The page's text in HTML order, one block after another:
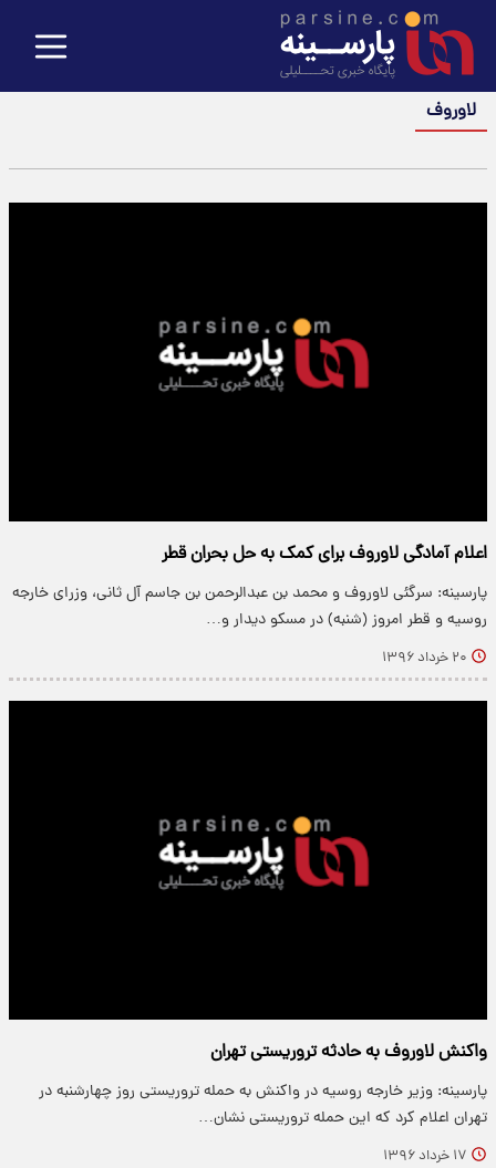
لاوروف
اعلام آمادگی لاوروف برای کمک به حل بحران قطر
پارسینه: سرگئی لاوروف و محمد بن عبدالرحمن بن جاسم آل ثانی، وزرای خارجه
روسیه و قطر امروز (شنبه) در مسکو دیدار و…
۲۰ خرداد ۱۳۹۶
واکنش لاوروف به حادثه تروریستی تهران
پارسینه: وزیر خارجه روسیه در واکنش به حمله تروریستی روز چهارشنبه در
تهران اعلام کرد که این حمله تروریستی نشان…
۱۷ خرداد ۱۳۹۶